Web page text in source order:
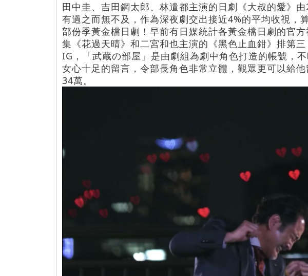
田中圭、吉田鋼太郎、林遣都主演的日劇《大叔的愛》
有過之而無不及，作為深夜劇交出接近4%的平均收視
部份季黃金檔日劇！早前有日媒統計各黃金檔日劇的官
集《花過天晴》和二宮和也主演的《黑色止血鉗》排第
IG，「武蔵の部屋」是由劇組為劇中角色打造的帳號，
女心十足的留言，令部長角色非常立體，觀眾更可以給
34萬。